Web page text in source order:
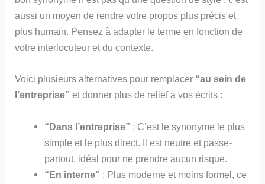
aussi un moyen de rendre votre propos plus précis et
plus humain. Pensez à adapter le terme en fonction de
votre interlocuteur et du contexte.
Voici plusieurs alternatives pour remplacer “au sein de
l’entreprise” et donner plus de relief à vos écrits :
“Dans l’entreprise” : C’est le synonyme le plus
simple et le plus direct. Il est neutre et passe-
partout, idéal pour ne prendre aucun risque.
“En interne” : Plus moderne et moins formel, ce